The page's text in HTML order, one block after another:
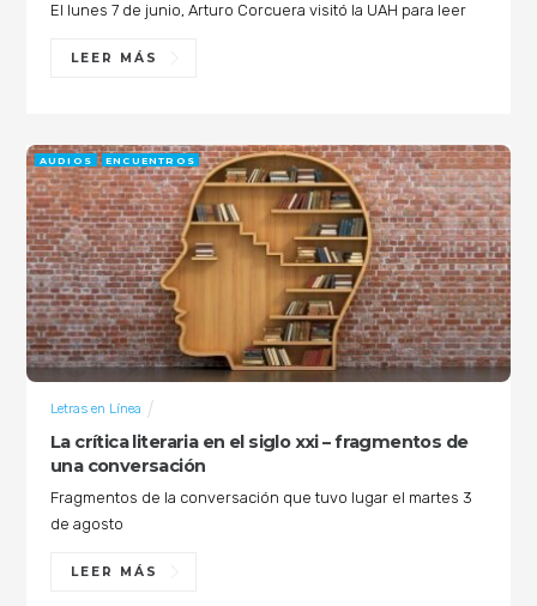
El lunes 7 de junio, Arturo Corcuera visitó la UAH para leer
LEER MÁS
La crítica literaria en el siglo xxi – fragmentos de
una conversación
Letras en Línea
AUDIOS ENCUENTROS
Fragmentos de la conversación que tuvo lugar el martes 3
de agosto
LEER MÁS